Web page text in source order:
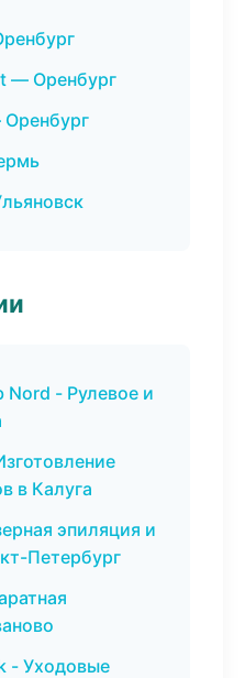
— Оренбург
Nord - Рулевое и
в Калуга
эпиляция и
Петербург
- Уходовые